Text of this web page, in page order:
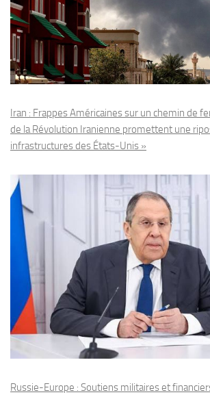
Iran : Frappes Américaines sur un chemin de
de la Révolution Iranienne promettent une
infrastructures des États-Unis »
Russie-Europe : Soutiens militaires et